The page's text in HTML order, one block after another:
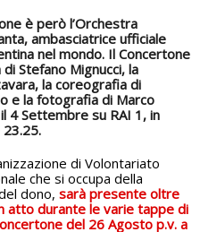
è però l’Orchestra
ambasciatrice ufficiale
nel mondo. Il Concertone
Stefano Mignucci, la
la coreografia di
e la fotografia di Marco
4 Settembre su RAI 1, in
di Volontariato
che si occupa della
dono, sarà presente oltre
atto durante le varie tappe di
del 26 Agosto p.v. a